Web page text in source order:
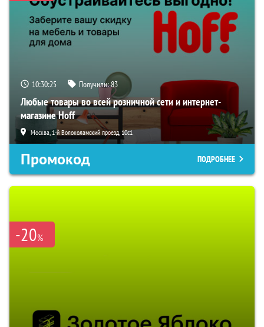
10:30:23 Получили:83
Любые товары во всей розничной сети и интернет-
магазине Hoff
Москва, 1-й Волоколамский проезд, 10с1
Промокод ПОДРОБНЕЕ
-20%